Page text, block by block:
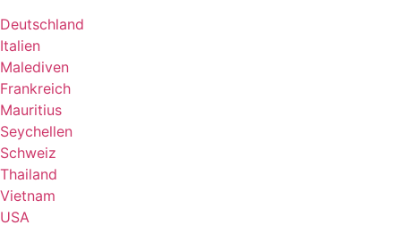
Deutschland
Italien
Malediven
Frankreich
Mauritius
Seychellen
Schweiz
Thailand
Vietnam
USA